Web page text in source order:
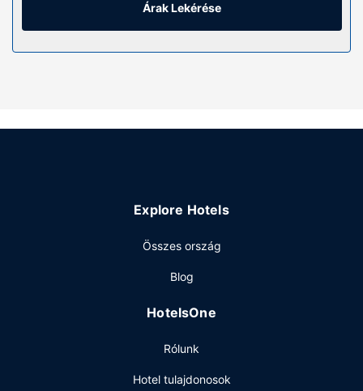
Az ingatlanhoz tartozó felszereltség
a teljes körű szolgáltatást nyújtó wellnessfürdőben, ahol
A szálláshelyen 24 órában nyitva tartó recepció és
érkező vendégek számára ingyenes egyéni parkolás
Árak Lekérése
Explore Hotels
Összes ország
Blog
HotelsOne
Rólunk
Hotel tulajdonosok